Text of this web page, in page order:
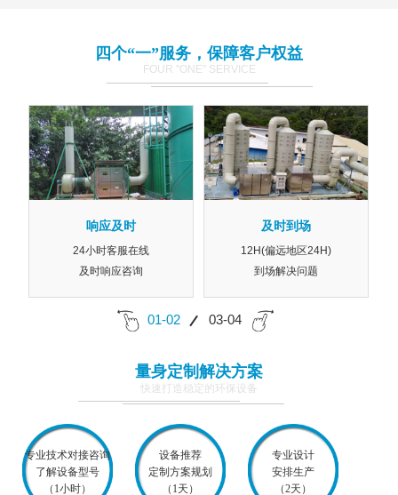
四个“一”服务，保障客户权益
FOUR "ONE" SERVICE
响应及时
24小时客服在线
及时响应咨询
及时到场
12H(偏远地区24H)
到场解决问题
01-02 03-04
量身定制解决方案
快速打造稳定的环保设备
专业技术对接咨询
了解设备型号
（1小时）
设备推荐
定制方案规划
（1天）
专业设计
安排生产
（2天）